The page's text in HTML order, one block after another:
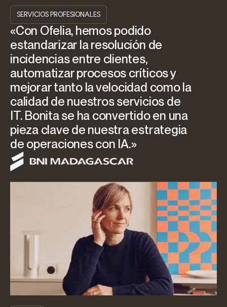
SERVICIOS PROFESIONALES
«Con Ofelia, hemos podido
estandarizar la resolución de
incidencias entre clientes,
automatizar procesos críticos y
mejorar tanto la velocidad como la
calidad de nuestros servicios de
IT. Bonita se ha convertido en una
pieza clave de nuestra estrategia
de operaciones con IA.»